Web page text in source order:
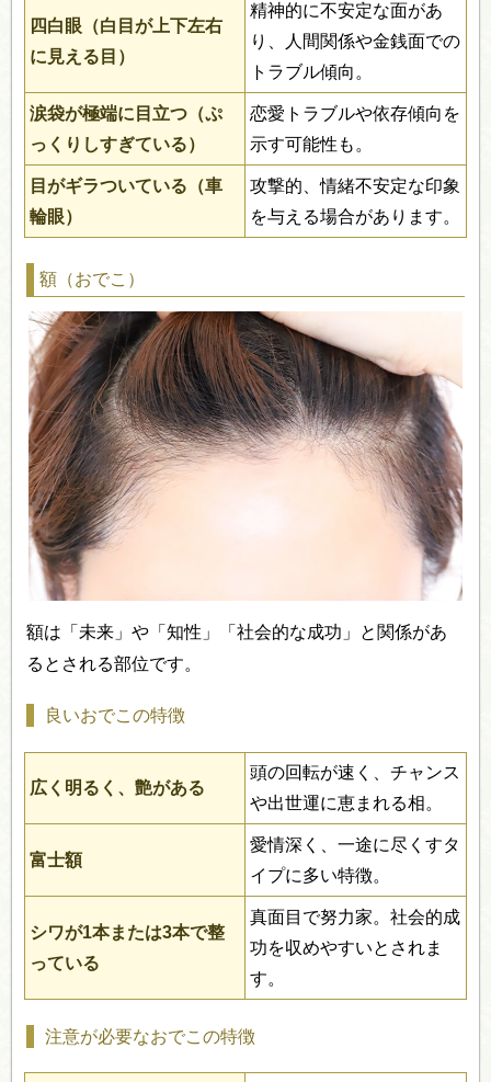
四白眼（白目が上下左右
に見える目）
精神的に不安定な面があ
り、人間関係や金銭面での
トラブル傾向。
涙袋が極端に目立つ（ぷ
っくりしすぎている）
恋愛トラブルや依存傾向を
示す可能性も。
目がギラついている（車
輪眼）
攻撃的、情緒不安定な印象
を与える場合があります。
額（おでこ）
額は「未来」や「知性」「社会的な成功」と関係があ
るとされる部位です。
良いおでこの特徴
広く明るく、艶がある
頭の回転が速く、チャンス
や出世運に恵まれる相。
富士額
愛情深く、一途に尽くすタ
イプに多い特徴。
シワが1本または3本で整
っている
真面目で努力家。社会的成
功を収めやすいとされま
す。
注意が必要なおでこの特徴